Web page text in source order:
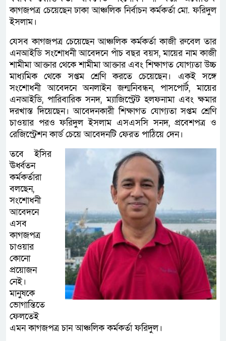
কাগজপত্র চেয়েছেন ঢাকা আঞ্চলিক নির্বাচন কর্মকর্তা মো. ফরিদুল
ইসলাম।
যেসব কাগজপত্র চেয়েছেন আঞ্চলিক কর্মকর্তা কাজী রুবেল তার
এনআইডি সংশোধনী আবেদনে পাঁচ বছর বয়স, মায়ের নাম কাজী
শামীমা আক্তার থেকে শামীমা আক্তার এবং শিক্ষাগত যোগ্যতা উচ্চ
মাধ্যমিক থেকে সপ্তম শ্রেণি করতে চেয়েছেন। একই সঙ্গে
সংশোধনী আবেদনে অনলাইন জন্মনিবন্ধন, পাসপোর্ট, মায়ের
এনআইডি, পারিবারিক সনদ, ম্যাজিস্ট্রেট হলফনামা এবং ক্ষমার
দরখাস্ত দিয়েছেন। আবেদনকারী শিক্ষাগত যোগ্যতা সপ্তম শ্রেণি
চাওয়ার পরও ফরিদুল ইসলাম এসএসসি সনদ, প্রবেশপত্র ও
রেজিস্ট্রেশন কার্ড চেয়ে আবেদনটি ফেরত পাঠিয়ে দেন।
তবে ইসির
ঊর্ধ্বতন
কর্মকর্তারা
বলছেন,
সংশোধনী
আবেদনে
এসব
কাগজপত্র
চাওয়ার
কোনো
প্রয়োজন
নেই।
মানুষকে
ভোগান্তিতে
ফেলতেই
এমন কাগজপত্র চান আঞ্চলিক কর্মকর্তা ফরিদুল।